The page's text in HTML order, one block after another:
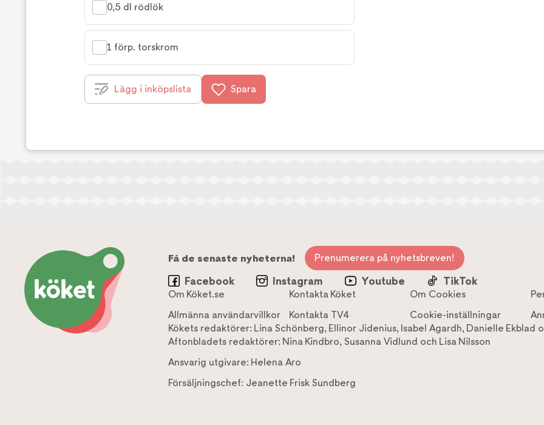
0,5 dl rödlök
1 förp. torskrom
Lägg i inköpslista Spara
Få de senaste nyheterna! Prenumerera på nyhetsbreven!
Facebook Instagram Youtube TikTok
Om Köket.se Kontakta Köket Om Cookies
Allmänna användarvillkor
Kontakta TV4 Cookie-inställningar
Kökets redaktörer: Lina Schönberg, Ellinor Jidenius, Isabel Agardh, Danielle Ekblad
Aftonbladets redaktörer: Nina Kindbro, Susanna Vidlund och Lisa Nilsson
Ansvarig utgivare: Helena Aro
Försäljningschef: Jeanette Frisk Sundberg